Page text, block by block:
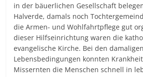
in der bäuerlichen Gesellschaft
Halverde, damals noch
die Armen- und Wohlfahrtpflege gut
dieser Hilfseinrichtung waren die
evangelische Kirche. Bei den
Lebensbedingungen konnten
Missernten die Menschen schnell in